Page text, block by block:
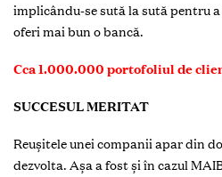
implicându-se sută la sută pentru
oferi mai bun o bancă.
Cca 1.000.000 portofoliul de
SUCCESUL MERITAT
Reușitele unei companii apar din
dezvolta. Așa a fost și în cazul